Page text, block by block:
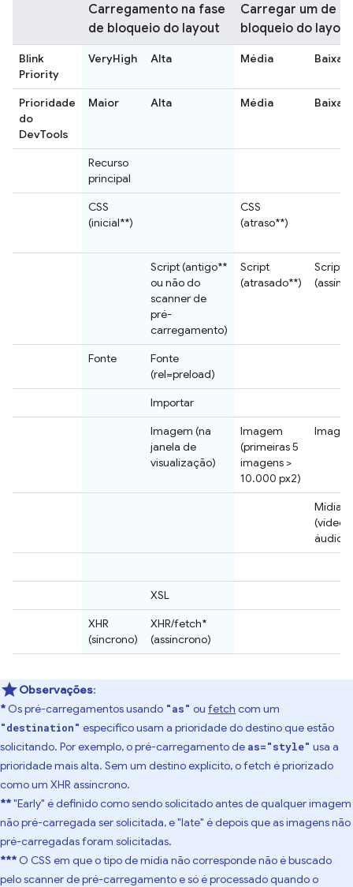
Carregamento na fase
de bloqueio do layout
Carregar um de
bloqueio do layout
Blink
Priority
VeryHigh Alta Média Baixa
Prioridade
do
DevTools
Maior Alta Média Baixa
Recurso
principal
CSS
(inicial**)
CSS
(atraso**)
Script (antigo**
ou não do
scanner de
pré-
carregamento)
Script
(atrasado**)
Script
Fonte
Fonte
(rel=preload)
Importar
Imagem (na
janela de
visualização)
Imagem
(primeiras 5
imagens >
10.000 px2)
Mídia
(vídeo/
áudio)
XSL
XHR
(síncrono)
XHR/fetch*
(assíncrono)
Observações:
* Os pré-carregamentos usando "as" ou fetch com um
"destination" específico usam a prioridade do destino que estão
solicitando. Por exemplo, o pré-carregamento de as="style" usa a
prioridade mais alta. Sem um destino explícito, o fetch é priorizado
como um XHR assíncrono.
**"Early" é definido como sendo solicitado antes de qualquer imagem
não pré-carregada ser solicitada, e "late" é depois que as imagens não
pré-carregadas foram solicitadas.
*** O CSS em que o tipo de mídia não corresponde não é buscado
pelo scanner de pré-carregamento e só é processado quando o